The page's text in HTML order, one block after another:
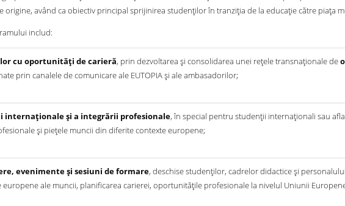
origine, având ca obiectiv principal sprijinirea studenților în tranziția de la educație către piața
includ:
cu oportunități de carieră, prin dezvoltarea și consolidarea unei rețele transnaționale de
prin canalele de comunicare ale EUTOPIA și ale ambasadorilor;
internaționale și a integrării profesionale, în special pentru studenții internaționali sau
și piețele muncii din diferite contexte europene;
evenimente și sesiuni de formare, deschise studenților, cadrelor didactice și
europene ale muncii, planificarea carierei, oportunitățile profesionale la nivelul Uniunii